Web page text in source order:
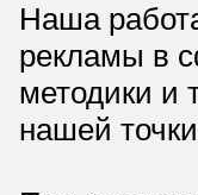
Наша
рекламы в
методики и
нашей